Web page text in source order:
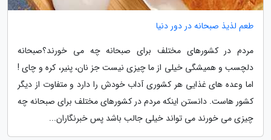
طعم لذیذ صبحانه در دور دنیا
مردم در کشورهای مختلف برای صبحانه چه می خورند؟صبحانه
دلچسب و همیشگی خیلی از ما چیزی نیست جز نان، پنیر، کره و چای !
اما وعده های غذایی هر کشوری آداب خودش را دارد و متفاوت از دیگر
کشور هاست. دانستن اینکه مردم در کشورهای مختلف برای صبحانه چه
چیزی می خورند می تواند خیلی جالب باشد پس خبرنگاران...